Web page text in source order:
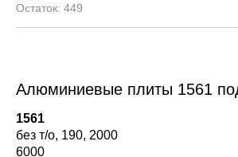
449
Алюминиевые плиты 1561
1561
без т/о 190 2000
6000